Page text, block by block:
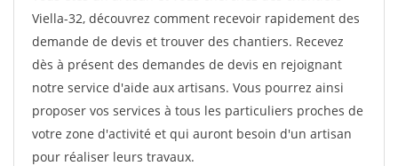
Viella-32, découvrez comment recevoir rapidement des
demande de devis et trouver des chantiers. Recevez
dès à présent des demandes de devis en rejoignant
notre service d'aide aux artisans. Vous pourrez ainsi
proposer vos services à tous les particuliers proches de
votre zone d'activité et qui auront besoin d'un artisan
pour réaliser leurs travaux.